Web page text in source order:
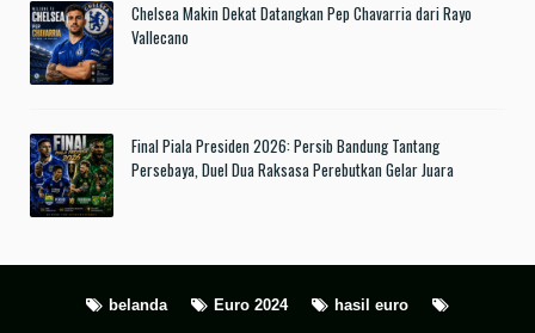
Chelsea Makin Dekat Datangkan Pep Chavarria dari Rayo
Vallecano
Final Piala Presiden 2026: Persib Bandung Tantang
Persebaya, Duel Dua Raksasa Perebutkan Gelar Juara
belanda Euro 2024 hasil euro